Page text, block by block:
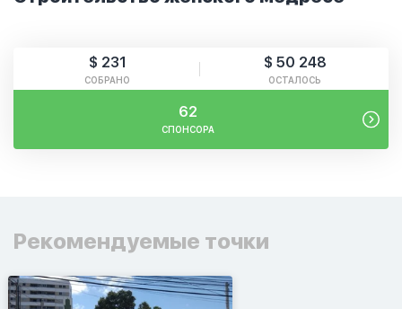
$ 231
СОБРАНО
$ 50 248
ОСТАЛОСЬ
62
СПОНСОРА
Рекомендуемые точки